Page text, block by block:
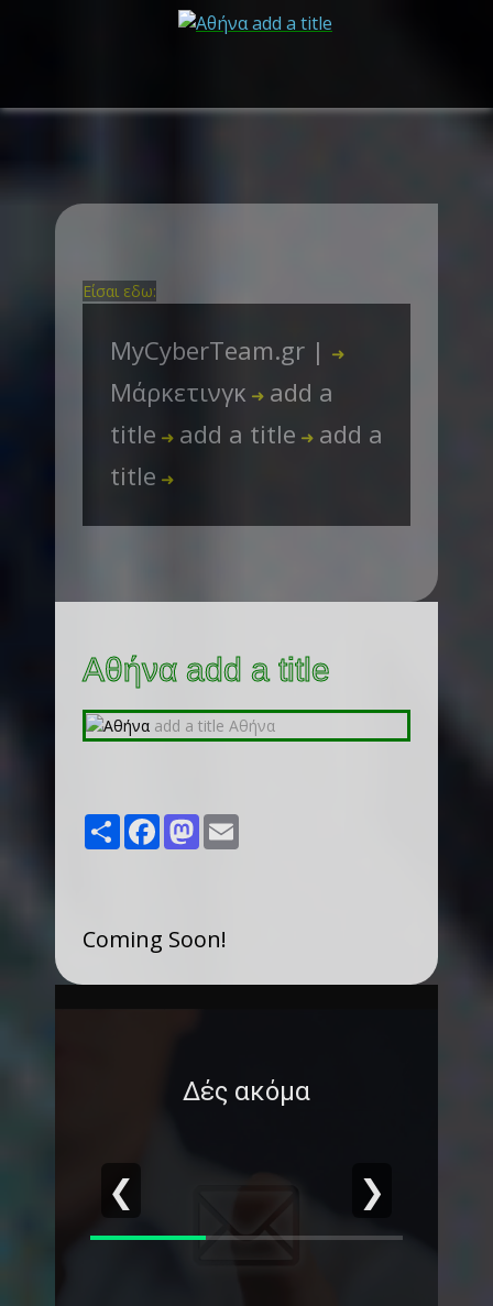
Είσαι εδω:
MyCyberTeam.gr | ➜
Μάρκετινγκ ➜ add a
title ➜ add a title ➜ add a
title ➜
Αθήνα add a title
Share FacebookMastodon
Coming Soon!
Δές ακόμα
❮ ❯